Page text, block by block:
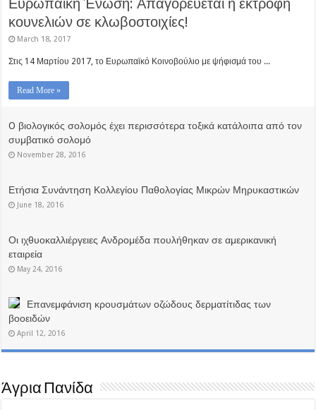
κουνελιών σε κλωβοστοιχίες!
March 18, 2017
Στις 14 Μαρτίου 2017, το Ευρωπαϊκό Κοινοβούλιο με ψήφισμά του ...
Read More »
O βιολογικός σολομός έχει περισσότερα τοξικά κατάλοιπα από τον
συμβατικό σολομό
November 28, 2016
Ετήσια Συνάντηση Κολλεγίου Παθολογίας Μικρών Μηρυκαστικών
June 18, 2016
Οι ιχθυοκαλλιέργειες Ανδρομέδα πουλήθηκαν σε αμερικανική
εταιρεία
May 24, 2016
Επανεμφάνιση κρουσμάτων οζώδους δερματίτιδας των
βοοειδών
April 12, 2016
Άγρια Πανίδα